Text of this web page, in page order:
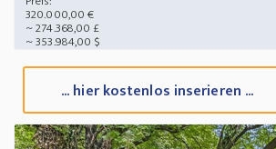
320.000,00 €
~ 274.368,00 £
~ 353.984,00 $
... hier kostenlos inserieren ...